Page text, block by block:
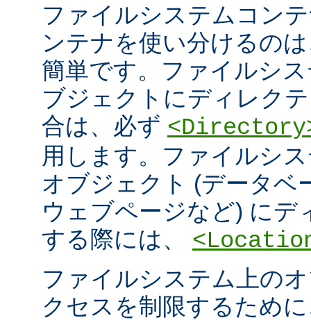
ファイルシステムコン
ンテナを使い分けるの
簡単です。ファイルシ
ブジェクトにディレク
合は、必ず
用します。ファイルシ
オブジェクト (データベ
ウェブページなど) にデ
する際には、
ファイルシステム上の
クセスを制限するため